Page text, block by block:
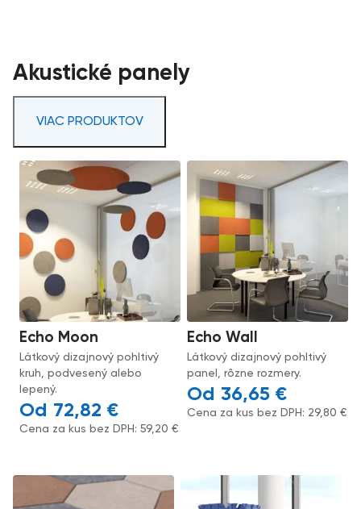
Akustické panely
VIAC PRODUKTOV
Echo Moon
Látkový dizajnový pohltivý
kruh, podvesený alebo
lepený.
72,82 €
Cena za kus bez DPH:59,20€
Echo Wall
Látkový dizajnový pohltivý
panel, rôzne rozmery.
36,65 €
Cena za kus bez DPH: 29,80€